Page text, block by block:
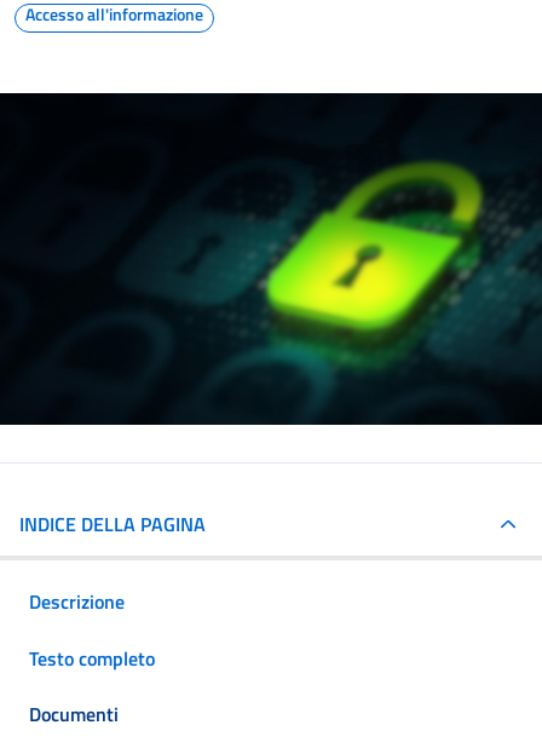
Accesso all'informazione
INDICE DELLA PAGINA
Descrizione
Testo completo
Documenti